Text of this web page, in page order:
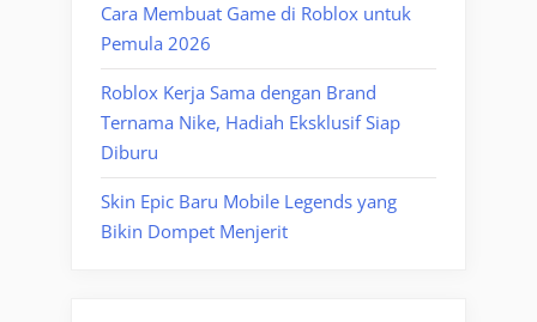
Cara Membuat Game di Roblox untuk
Pemula 2026
Roblox Kerja Sama dengan Brand
Ternama Nike, Hadiah Eksklusif Siap
Diburu
Skin Epic Baru Mobile Legends yang
Bikin Dompet Menjerit